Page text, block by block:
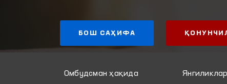
БОШ САҲИФА
Омбудсман ҳақида Янгиликлар